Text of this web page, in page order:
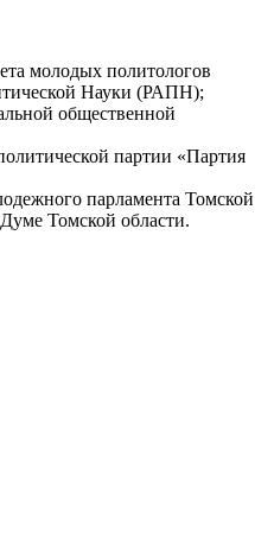
молодых политологов
Науки (РАПН);
общественной
партии «Партия
парламента Томской
Томской области.